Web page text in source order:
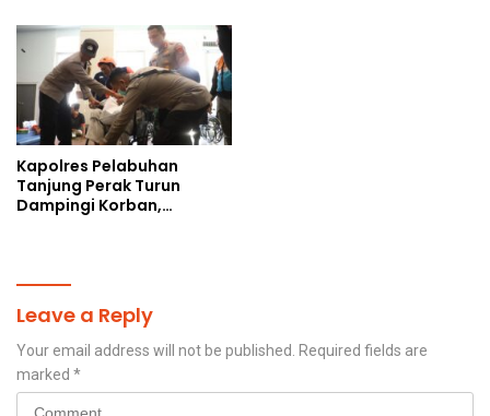
untuk Perangkap Maut
Warga
Kapolres Pelabuhan
Tanjung Perak Turun
Dampingi Korban,
Maksimal
Leave a Reply
Your email address will not be published. Required fields are
marked *